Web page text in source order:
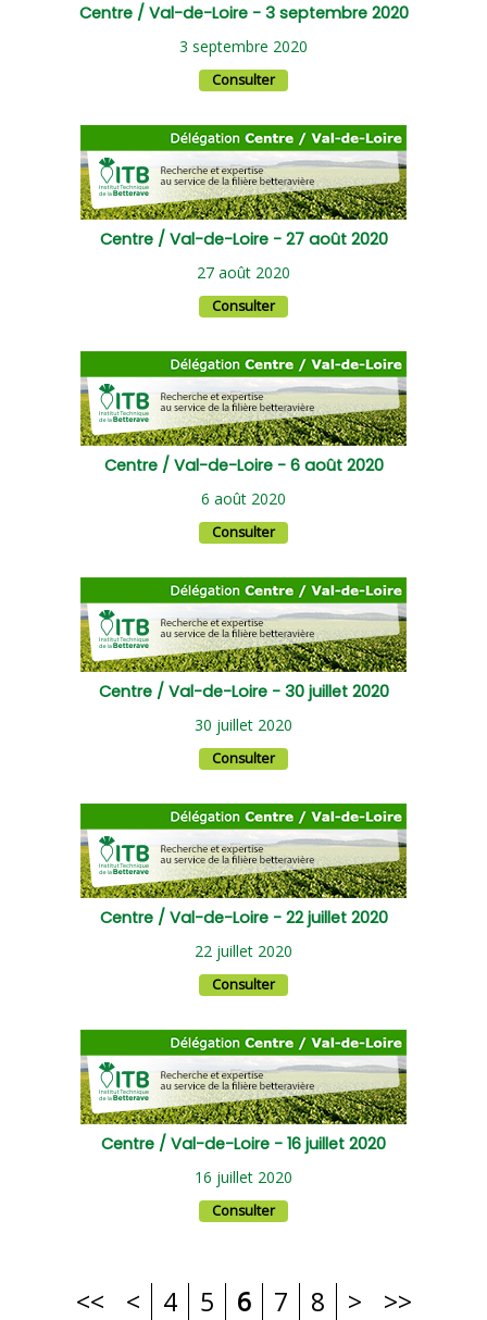
Centre / Val-de-Loire - 3 septembre 2020
3 septembre 2020
Consulter
Centre / Val-de-Loire - 27 août 2020
27 août 2020
Consulter
Centre / Val-de-Loire - 6 août 2020
6 août 2020
Consulter
Centre / Val-de-Loire - 30 juillet 2020
30 juillet 2020
Consulter
Centre / Val-de-Loire - 22 juillet 2020
22 juillet 2020
Consulter
Centre / Val-de-Loire - 16 juillet 2020
16 juillet 2020
Consulter
<< < 4 5 6 7 8 > >>